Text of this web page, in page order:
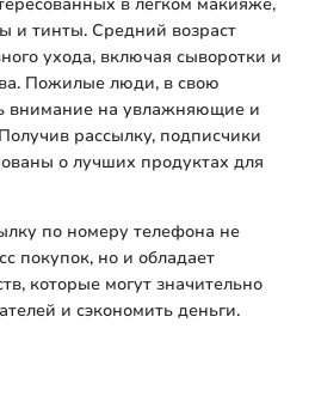
и тинты. Средний возраст
ухода, включая сыворотки и
Пожилые люди, в свою
внимание на увлажняющие и
рассылку, подписчики
о лучших продуктах для
по номеру телефона не
покупок, но и обладает
которые могут значительно
и сэкономить деньги.